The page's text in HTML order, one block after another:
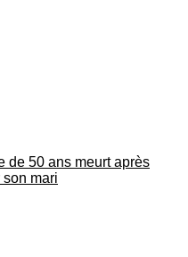
de 50 ans meurt après
mari